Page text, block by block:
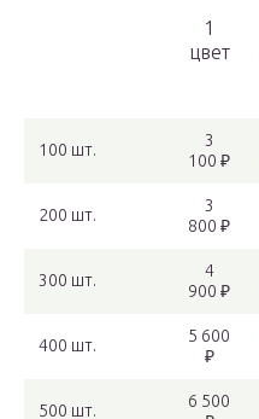
1
цвет
100 шт.
3
100 ₽
200 шт.
3
800 ₽
300 шт.
4
900 ₽
400 шт.
5 600
₽
500 шт.
6 500